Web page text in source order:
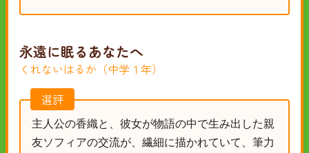
永遠に眠るあなたへ
くれないはるか（中学１年）
選評
主人公の香織と、彼女が物語の中で生み出した親
友ソフィアの交流が、繊細に描かれていて、筆力